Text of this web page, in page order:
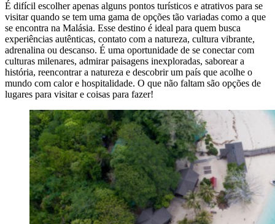
É difícil escolher apenas alguns pontos turísticos e atrativos para se
visitar quando se tem uma gama de opções tão variadas como a que
se encontra na Malásia. Esse destino é ideal para quem busca
experiências autênticas, contato com a natureza, cultura vibrante,
adrenalina ou descanso. É uma oportunidade de se conectar com
culturas milenares, admirar paisagens inexploradas, saborear a
história, reencontrar a natureza e descobrir um país que acolhe o
mundo com calor e hospitalidade. O que não faltam são opções de
lugares para visitar e coisas para fazer!